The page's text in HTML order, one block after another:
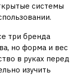
системы
три бренда
но форма и вес
в руках перед
изучить